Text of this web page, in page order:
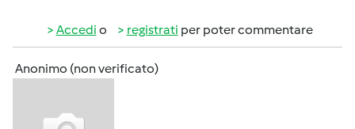
Accedi o registrati per poter commentare
Anonimo (non verificato)